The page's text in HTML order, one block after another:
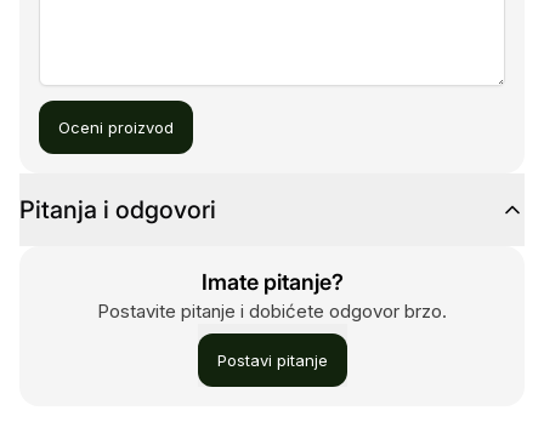
Oceni proizvod
Pitanja i odgovori
Imate pitanje?
Postavite pitanje i dobićete odgovor brzo.
Postavi pitanje